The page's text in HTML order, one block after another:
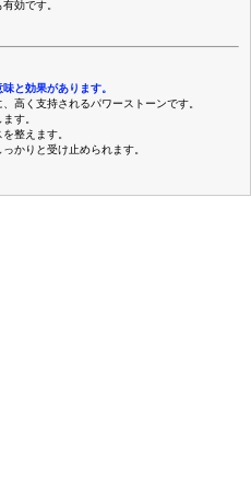
効です。
と効果があります。
高く支持されるパワーストーンです。
す。
整えます。
かりと受け止められます。